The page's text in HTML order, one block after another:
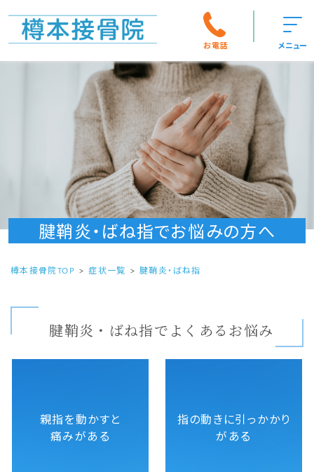
お電話 メニュー
腱鞘炎・ばね指でお悩みの方へ
樽本接骨院TOP 症状一覧 腱鞘炎・ばね指
腱鞘炎・ばね指でよくあるお悩み
親指を動かすと
痛みがある
指の動きに引っかかり
がある